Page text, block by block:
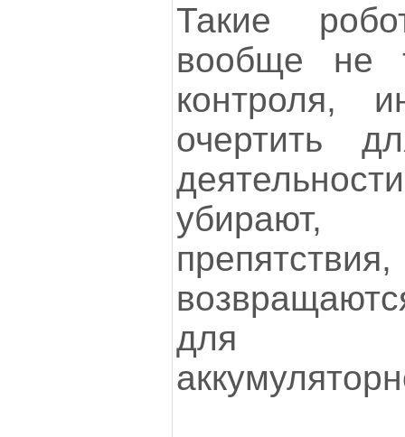
Такие
вообще не
контроля,
очертить
убирают,
для